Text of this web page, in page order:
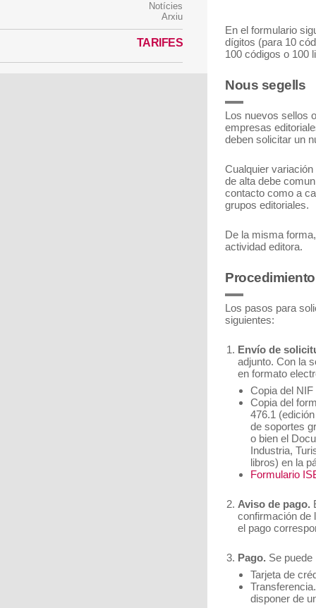
Notícies
Arxiu
TARIFES
En el formulario
dígitos (para 10
100 códigos o 100
Nous segells
Los nuevos sellos
empresas
deben solicitar un
Cualquier
de alta debe
contacto como a
grupos editoriales.
De la misma
actividad editora.
Procedimiento
Los pasos para
siguientes:
Envío de
adjunto. Con la
en formato
Copia del NIF
Copia del
476.1
de soportes
o bien el
Industria,
libros) en la
Formulario
Aviso de pago.
confirmación de
el pago
Pago. Se puede
Tarjeta de
disponer de